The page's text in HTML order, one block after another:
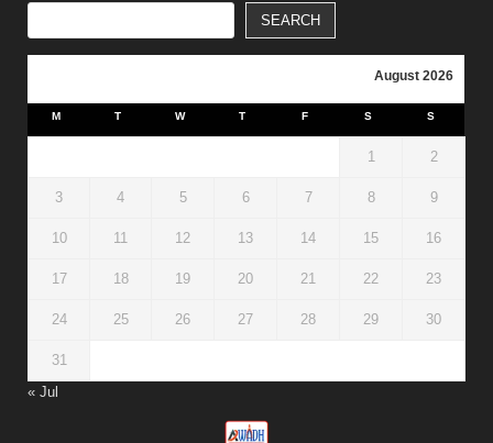
SEARCH
August 2026
M T W T F S S
1 2
3 4 5 6 7 8 9
10 11 12 13 14 15 16
17 18 19 20 21 22 23
24 25 26 27 28 29 30
31
« Jul